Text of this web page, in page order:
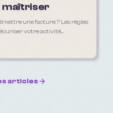
maîtriser
une facture ? Les règles
votre activité
articles